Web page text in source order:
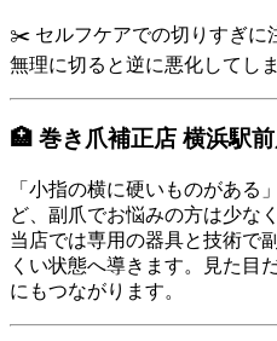
✂️ セルフケアでの切りすぎに
無理に切ると逆に悪化してし
🏥 巻き爪補正店 横浜駅前
「小指の横に硬いものがある
ど、副爪でお悩みの方は少な
当店では専用の器具と技術で
くい状態へ導きます。見た目
にもつながります。